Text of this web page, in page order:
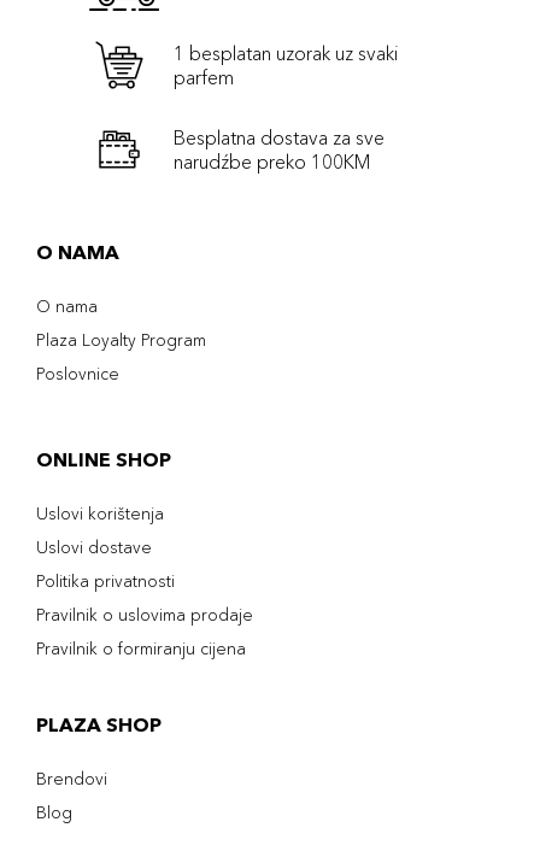
1 besplatan uzorak uz svaki
parfem
Besplatna dostava za sve
narudźbe preko 100KM
O NAMA
O nama
Plaza Loyalty Program
Poslovnice
ONLINE SHOP
Uslovi korištenja
Uslovi dostave
Politika privatnosti
Pravilnik o uslovima prodaje
Pravilnik o formiranju cijena
PLAZA SHOP
Brendovi
Blog